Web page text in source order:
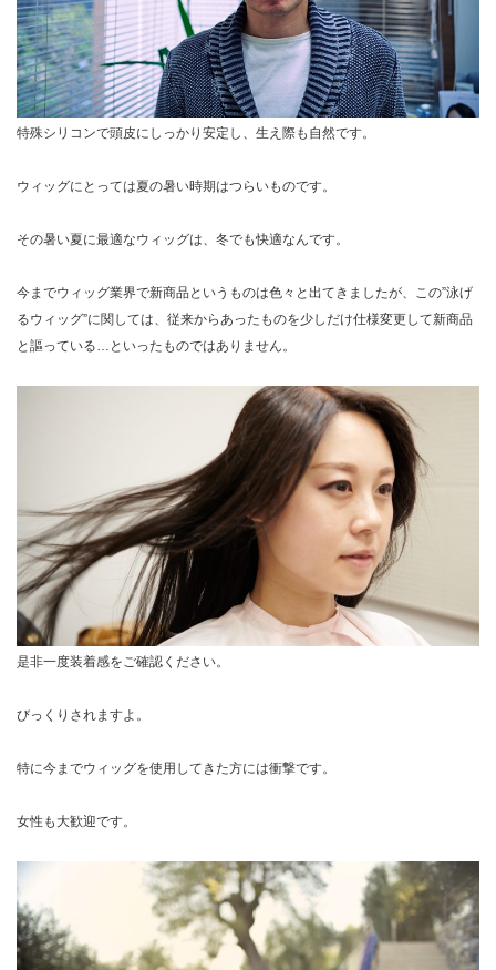
特殊シリコンで頭皮にしっかり安定し、生え際も自然です。
ウィッグにとっては夏の暑い時期はつらいものです。
その暑い夏に最適なウィッグは、冬でも快適なんです。
今までウィッグ業界で新商品というものは色々と出てきましたが、この”泳げ
るウィッグ”に関しては、従来からあったものを少しだけ仕様変更して新商品
と謳っている…といったものではありません。
是非一度装着感をご確認ください。
びっくりされますよ。
特に今までウィッグを使用してきた方には衝撃です。
女性も大歓迎です。